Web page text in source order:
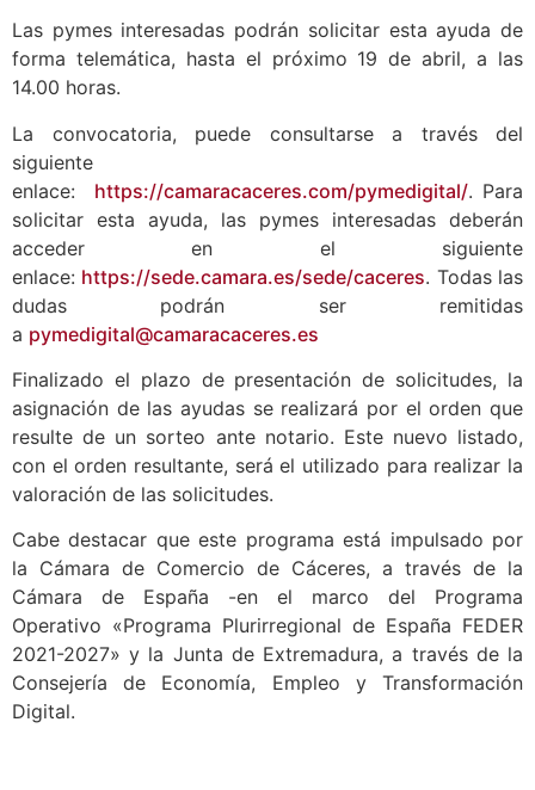
Las pymes interesadas podrán solicitar esta ayuda de
forma telemática, hasta el próximo 19 de abril, a las
14.00 horas.
La convocatoria, puede consultarse a través del
siguiente
enlace: https://camaracaceres.com/pymedigital/. Para
solicitar esta ayuda, las pymes interesadas deberán
acceder en el siguiente
enlace: https://sede.camara.es/sede/caceres. Todas las
dudas podrán ser remitidas
a pymedigital@camaracaceres.es
Finalizado el plazo de presentación de solicitudes, la
asignación de las ayudas se realizará por el orden que
resulte de un sorteo ante notario. Este nuevo listado,
con el orden resultante, será el utilizado para realizar la
valoración de las solicitudes.
Cabe destacar que este programa está impulsado por
la Cámara de Comercio de Cáceres, a través de la
Cámara de España -en el marco del Programa
Operativo «Programa Plurirregional de España FEDER
2021-2027» y la Junta de Extremadura, a través de la
Consejería de Economía, Empleo y Transformación
Digital.